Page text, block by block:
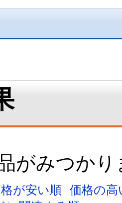
がみつか
が安い順 価格の